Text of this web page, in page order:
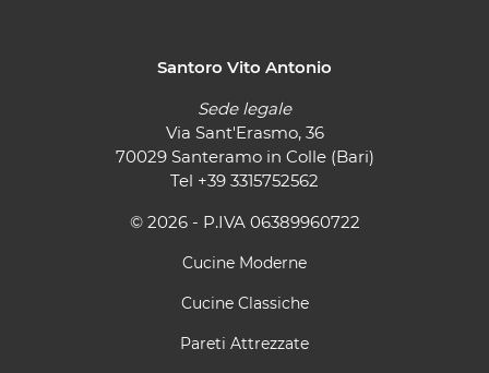
Santoro Vito Antonio
Sede legale
Via Sant'Erasmo, 36
70029 Santeramo in Colle (Bari)
Tel +39 3315752562
© 2026 - P.IVA 06389960722
Cucine Moderne
Cucine Classiche
Pareti Attrezzate